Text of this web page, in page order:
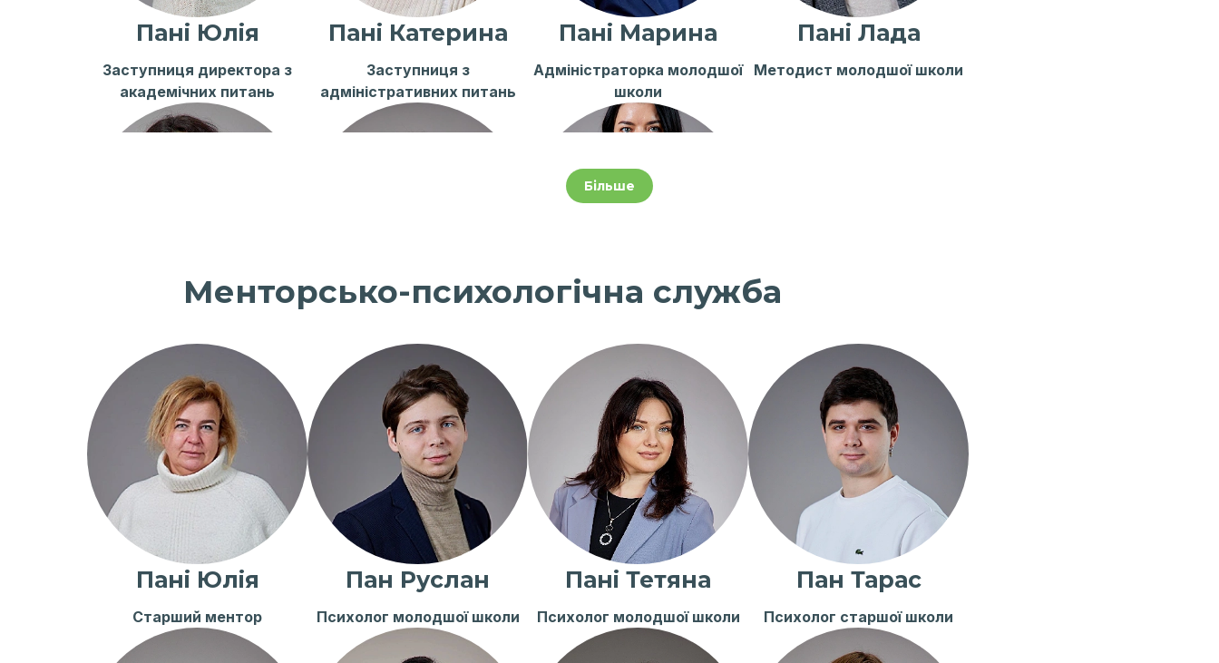
Пані Юлія
Заступниця директора з
академічних питань
Пані Катерина
Заступниця з
адміністративних питань
Пані Марина
Адміністраторка молодшої
школи
Пані Лада
Методист молодшої школи
Пані Яна
Керівник молодшої школи
Пані Каріна
Координаторка шкільного
життя
Пані Юлія
Адміністраторка старшої
школи
Більше
Менторсько-психологічна служба
Пані Юлія
Старший ментор
Пан Руслан
Психолог молодшої школи
Пані Тетяна
Психолог молодшої школи
Пан Тарас
Психолог старшої школи